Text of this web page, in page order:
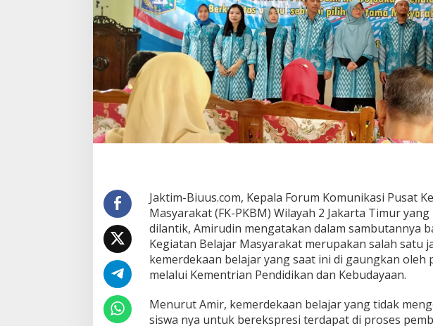
Jaktim-Biuus.com, Kepala Forum Komunikasi Pusat
Masyarakat (FK-PKBM) Wilayah 2 Jakarta Timur
dilantik, Amirudin mengatakan dalam sambutannya
Kegiatan Belajar Masyarakat merupakan salah satu
kemerdekaan belajar yang saat ini di gaungkan oleh
melalui Kementrian Pendidikan dan Kebudayaan.
Menurut Amir, kemerdekaan belajar yang tidak
siswa nya untuk berekspresi terdapat di proses